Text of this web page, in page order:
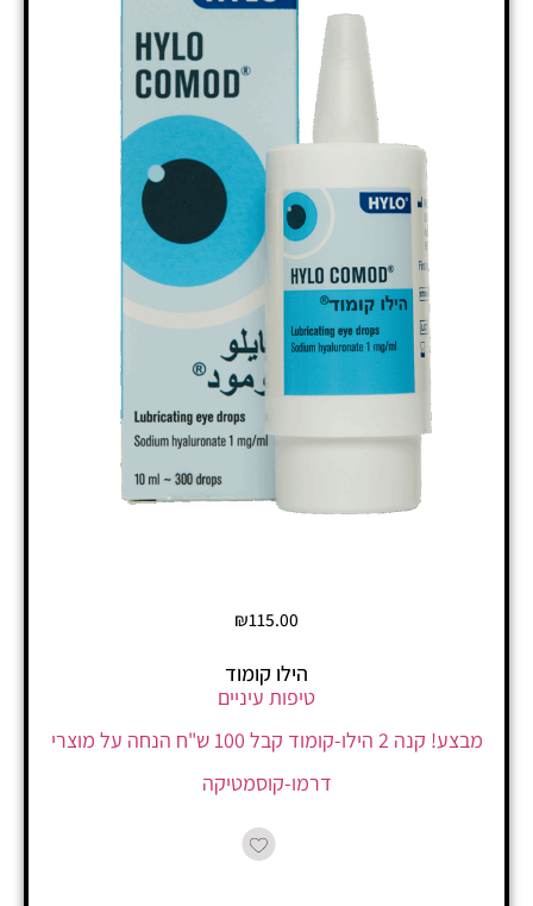
₪115.00
הילו קומוד
טיפות עיניים
מבצע! קנה 2 הילו-קומוד קבל 100 ש"ח הנחה על מוצרי
דרמו-קוסמטיקה